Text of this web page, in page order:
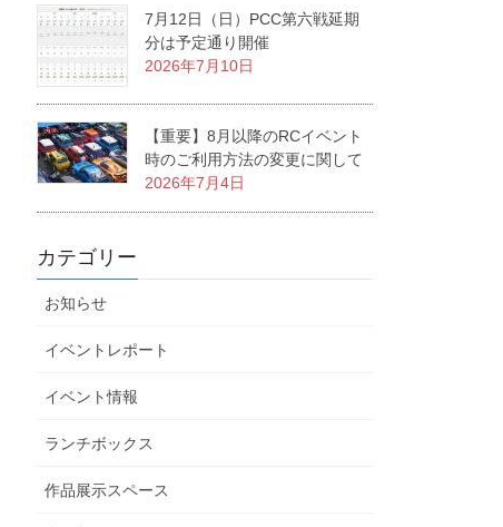
7月12日（日）PCC第六戦延期
分は予定通り開催
2026年7月10日
【重要】8月以降のRCイベント
時のご利用方法の変更に関して
2026年7月4日
カテゴリー
お知らせ
イベントレポート
イベント情報
ランチボックス
作品展示スペース